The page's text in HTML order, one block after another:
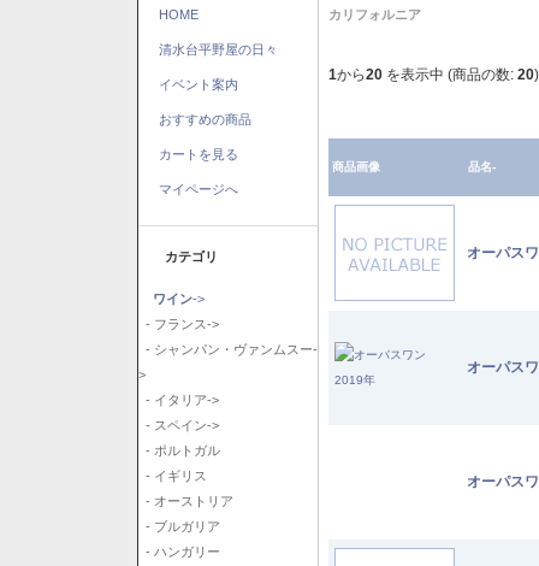
HOME
清水台平野屋の日々
イベント案内
おすすめの商品
カートを見る
マイページへ
カテゴリ
ワイン->
- フランス->
- シャンパン・ヴァンムスー-
>
- イタリア->
- スペイン->
- ポルトガル
- イギリス
- オーストリア
- ブルガリア
- ハンガリー
カリフォルニア
1から20 を表示中 (商品の数: 20)
商品画像 品名-
オーパス
オーパス
オーパス